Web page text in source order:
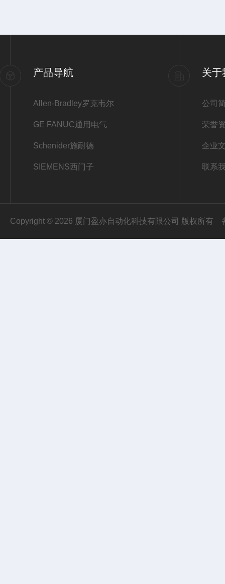
产品导航
Allen-Bradley罗克韦尔
GE FANUC通用电气
Schenider施耐德
SIEMENS西门子
关于
公司
荣誉
企业
联系
Copyright © 2026 厦门盈亦自动化科技有限公司 版权所有